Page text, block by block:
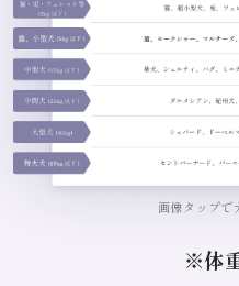
画像タップで
※体